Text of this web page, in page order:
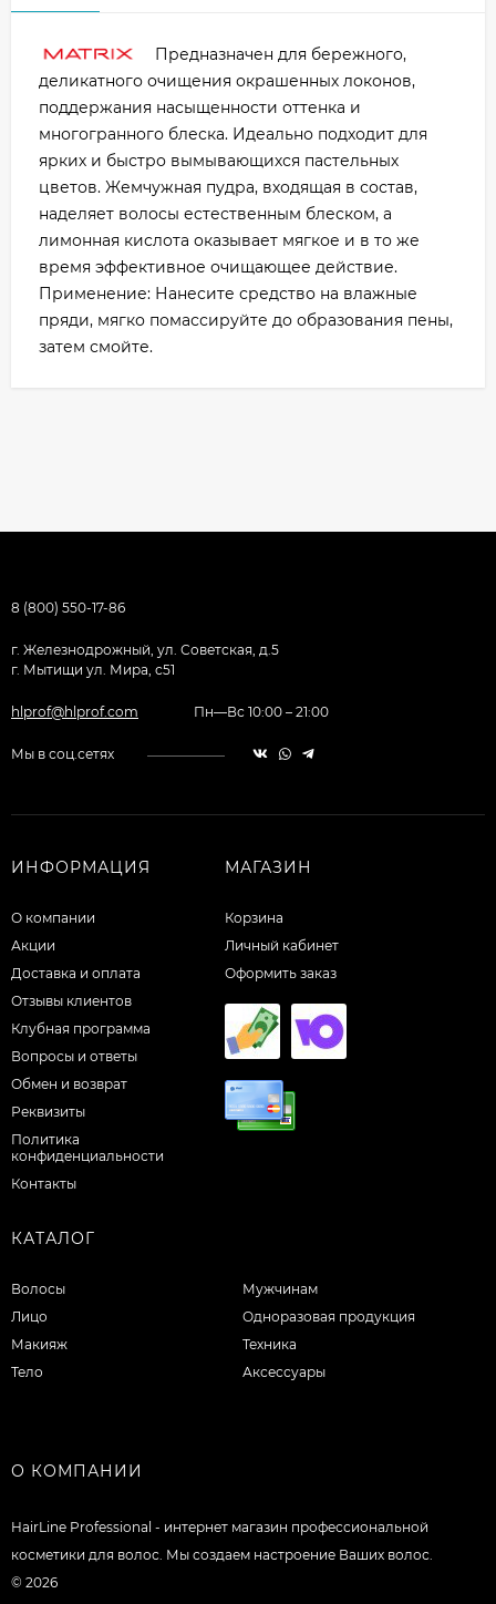
Предназначен для бережного,
деликатного очищения окрашенных локонов,
поддержания насыщенности оттенка и
многогранного блеска. Идеально подходит для
ярких и быстро вымывающихся пастельных
цветов. Жемчужная пудра, входящая в состав,
наделяет волосы естественным блеском, а
лимонная кислота оказывает мягкое и в то же
время эффективное очищающее действие.
Применение: Нанесите средство на влажные
пряди, мягко помассируйте до образования пены,
затем смойте.
8 (800) 550-17-86
г. Железнодрожный, ул. Советская, д.5
г. Мытищи ул. Мира, с51
hlprof@hlprof.com Пн—Вс 10:00 – 21:00
Мы в соц.сетях
ИНФОРМАЦИЯ
О компании
Акции
Доставка и оплата
Отзывы клиентов
Клубная программа
Вопросы и ответы
Обмен и возврат
Реквизиты
Политика
конфиденциальности
Контакты
МАГАЗИН
Корзина
Личный кабинет
Оформить заказ
КАТАЛОГ
Волосы
Лицо
Макияж
Тело
Мужчинам
Одноразовая продукция
Техника
Аксессуары
О КОМПАНИИ
HairLine Professional - интернет магазин профессиональной
косметики для волос. Мы создаем настроение Ваших волос.
© 2026